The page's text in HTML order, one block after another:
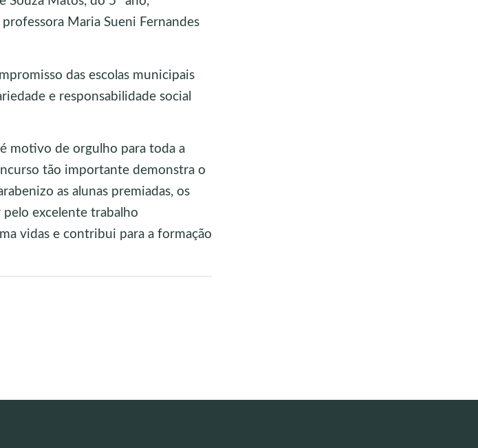
Maria Sueni Fernandes
das escolas municipais
e responsabilidade social
motivo de orgulho para toda a
tão importante demonstra o
as alunas premiadas, os
excelente trabalho
vidas e contribui para a formação